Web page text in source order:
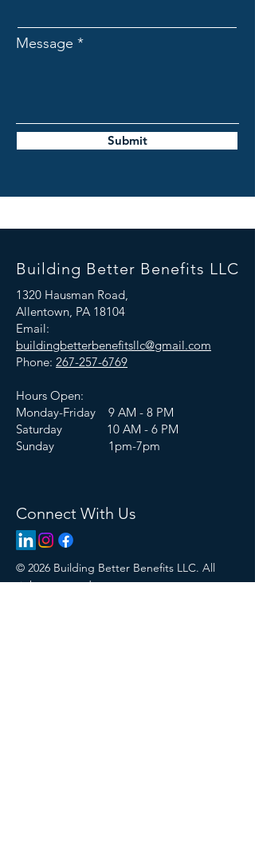
Message
Submit
Building Better Benefits LLC
1320 Hausman Road,
Allentown, PA 18104
Email:
buildingbetterbenefitsllc@gmail.com
Phone: 267-257-6769
Hours Open:
Monday-Friday 9 AM - 8 PM
Saturday 10 AM - 6 PM
Sunday 1pm-7pm
Connect With Us
© 2026 Building Better Benefits LLC. All
rights reserved.